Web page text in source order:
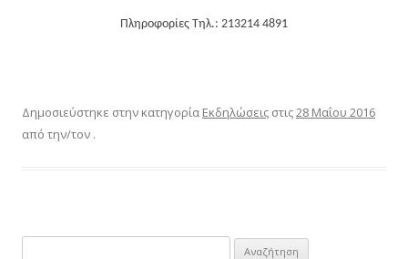
Πληροφορίες Τηλ.: 213214 4891
Δημοσιεύστηκε στην κατηγορία Εκδηλώσεις στις28 Μαΐου 2016
από την/τον .